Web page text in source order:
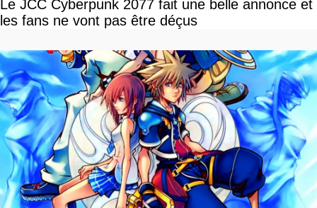
Le JCC Cyberpunk 2077 fait une belle annonce et
les fans ne vont pas être déçus